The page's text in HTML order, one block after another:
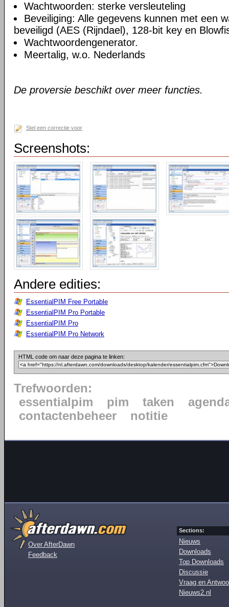
Wachtwoorden: sterke versleuteling
Beveiliging: Alle gegevens kunnen met een
beveiligd (AES (Rijndael), 128-bit key en
Wachtwoordengenerator.
Meertalig, w.o. Nederlands
De proversie beschikt over meer functies.
Stel een correctie voor
Screenshots:
Andere edities:
EssentialPIM Free Portable
EssentialPIM Pro Portable
EssentialPIM Pro
EssentialPIM Pro Network
HTML code om naar deze pagina te linken:
Trefwoorden:
essentialpim
pim taken
contactenbeheer
notitie
Over AfterDawn
Feedback
Sections:
Nieuws
Downloads
Top Downloads
Discussie
Vraag en
Nieuws2.nl